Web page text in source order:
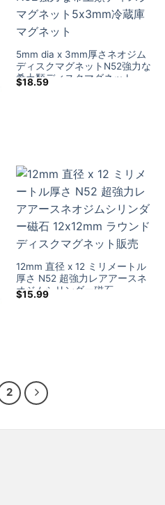
5mm dia x 3mm厚さネオジム
ディスクマグネットN52強力な
希土類ディスクマグネット
5x3mm冷蔵庫マグネット
$18.59
12mm 直径 x 12 ミリメートル
厚さ N52 超強力レアアースネ
オジムシリンダー磁石
12x12mm ラウンドディスクマ
$15.99
2